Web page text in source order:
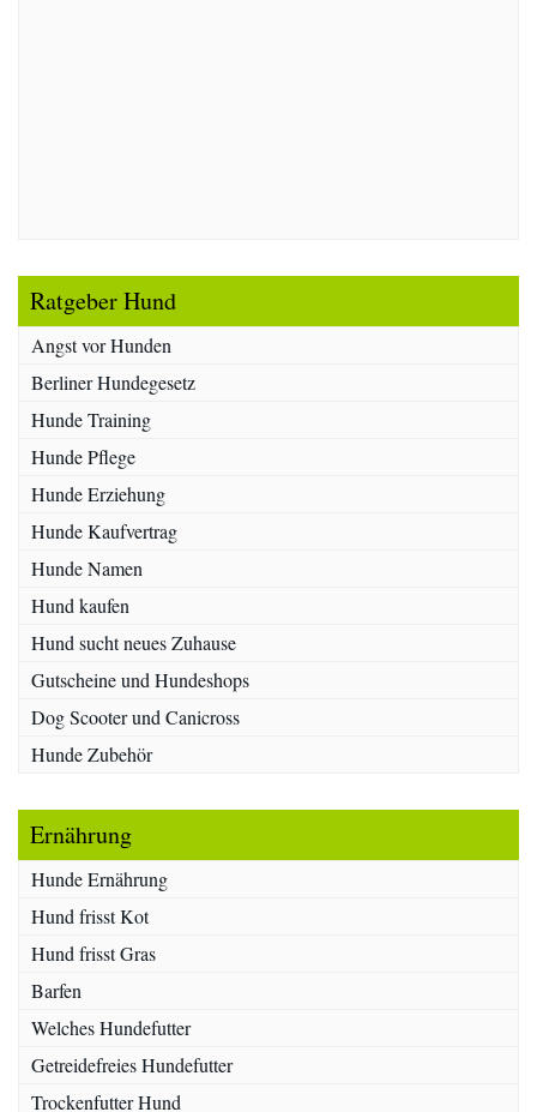
Ratgeber Hund
Angst vor Hunden
Berliner Hundegesetz
Hunde Training
Hunde Pflege
Hunde Erziehung
Hunde Kaufvertrag
Hunde Namen
Hund kaufen
Hund sucht neues Zuhause
Gutscheine und Hundeshops
Dog Scooter und Canicross
Hunde Zubehör
Ernährung
Hunde Ernährung
Hund frisst Kot
Hund frisst Gras
Barfen
Welches Hundefutter
Getreidefreies Hundefutter
Trockenfutter Hund